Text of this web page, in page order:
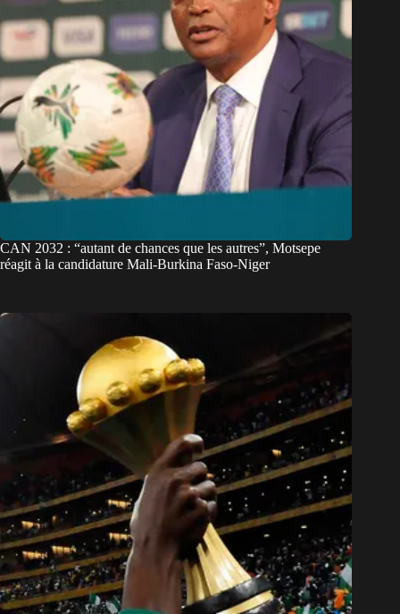
CAN 2032 : “autant de chances que les autres”, Motsepe
réagit à la candidature Mali-Burkina Faso-Niger